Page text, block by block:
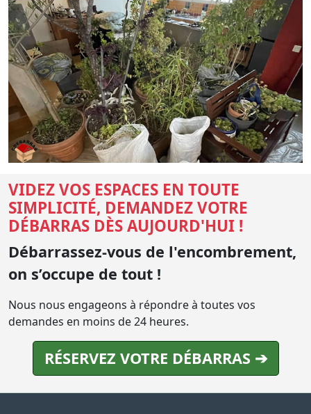
VIDEZ VOS ESPACES EN TOUTE
SIMPLICITÉ, DEMANDEZ VOTRE
DÉBARRAS DÈS AUJOURD'HUI !
Débarrassez-vous de l'encombrement,
on s’occupe de tout !
Nous nous engageons à répondre à toutes vos
demandes en moins de 24 heures.
RÉSERVEZ VOTRE DÉBARRAS ➔